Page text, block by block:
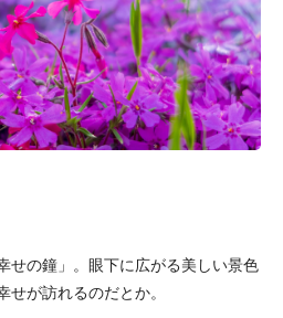
せの鐘」。眼下に広がる美しい景色
せが訪れるのだとか。